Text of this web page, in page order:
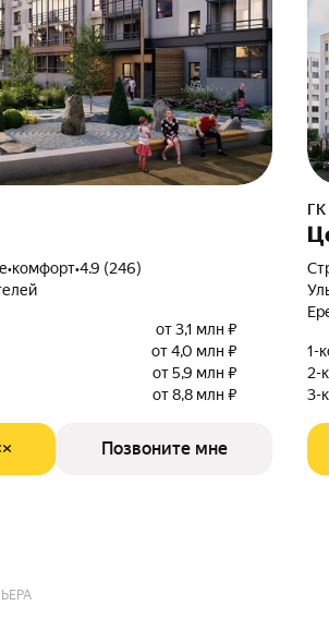
•комфорт•4.9 (246)
от 3,1 млн ₽
от 4,0 млн ₽
от 5,9 млн ₽
от 8,8 млн ₽
Позвоните мне
1-
2-
3-